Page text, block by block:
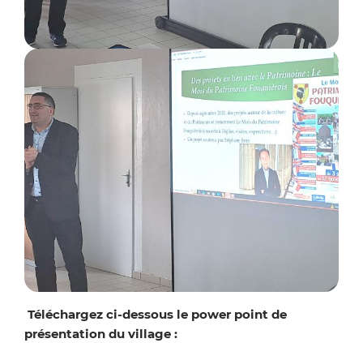
Téléchargez ci-dessous le power point de
présentation du village :